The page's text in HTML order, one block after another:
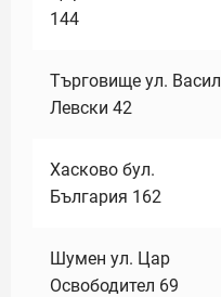
144
Търговище ул. Васил
Левски 42
Хасково бул.
България 162
Шумен ул. Цар
Освободител 69